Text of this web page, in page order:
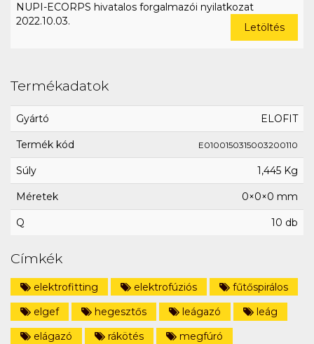
NUPI-ECORPS hivatalos forgalmazói nyilatkozat
2022.10.03.
Letöltés
Termékadatok
Gyártó ELOFIT
Termék kód E0100150315003200110
Súly 1,445 Kg
Méretek 0×0×0 mm
Q 10 db
Címkék
elektrofitting elektrofúziós
fűtőspirálos
elgef
hegesztős leágazó
leág
elágazó
rákötés
megfúró